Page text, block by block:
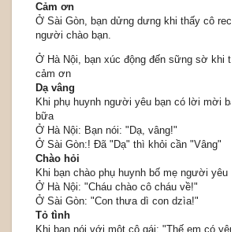
Cảm ơn
Ở Sài Gòn, bạn dửng dưng khi thấy cô
người chào bạn.
Ở Hà Nội, bạn xúc động đến sững sờ khi
cảm ơn
Dạ vâng
Khi phụ huynh người yêu bạn có lời mời
bữa
Ở Hà Nội: Bạn nói: "Dạ, vâng!"
Ở Sài Gòn:! Đã "Dạ" thì khỏi cần "Vâng"
Chào hỏi
Khi bạn chào phụ huynh bố mẹ người
Ở Hà Nội: "Cháu chào cô cháu về!"
Ở Sài Gòn: "Con thưa dì con dzìa!"
Tỏ tình
Khi bạn nói với một cô gái: "Thế em có